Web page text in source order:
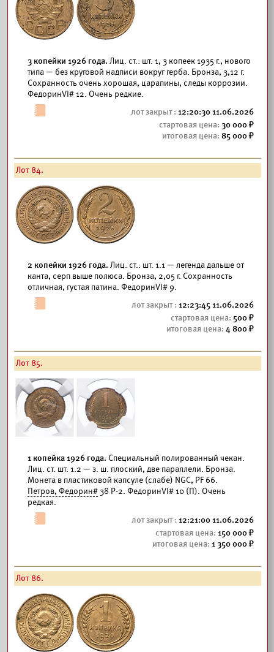
3 копейки 1926 года. Лиц. ст.: шт. 1, 3 копеек 1935 г., нового
типа — без круговой надписи вокруг герба. Бронза, 3,12 г.
Сохранность очень хорошая, царапины, следы коррозии.
ФедоринVI# 12. Очень редкие.
12:20:30 11.06.2026
30 000
85 000
Лот 84.
2 копейки 1926 года. Лиц. ст.: шт. 1.1 — легенда дальше от
канта, серп выше полюса. Бронза, 2,05 г. Сохранность
отличная, густая патина. ФедоринVI# 9.
12:23:45 11.06.2026
500
4 800
Лот 85.
1 копейка 1926 года. Специальный полированный чекан.
Лиц. ст. шт. 1.2 — з. ш. плоский, две параллели. Бронза.
Монета в пластиковой капсуле (слабе) NGC, PF 66.
Петров, Федорин#38 Р-2. ФедоринVI# 10 (П). Очень
редкая.
12:21:00 11.06.2026
150 000
1 350 000
Лот 86.